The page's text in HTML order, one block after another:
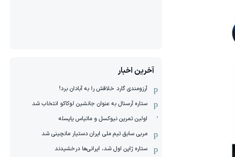
آخرین اخبار
آرزومندی گارد خلاقش را به آبادان برد!
ستاره آرسنال به عنوان جانشین لوکاکو انتخاب شد
اولین تمرین نیوکسل و ماتیاس یایسله
مربی سابق تیم ملی ایران دستیار مانچینی شد
ستاره ژاپن اول شد، ایرانی‌ها درخشیدند